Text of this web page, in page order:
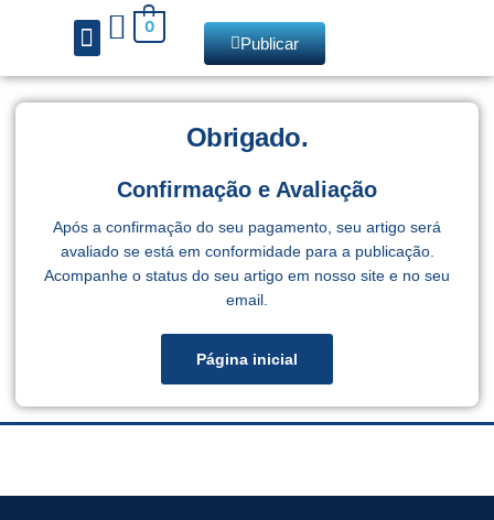
0
Publicar
Obrigado.
Confirmação e Avaliação
Após a confirmação do seu pagamento, seu artigo será
avaliado se está em conformidade para a publicação.
Acompanhe o status do seu artigo em nosso site e no seu
email.
Página inicial